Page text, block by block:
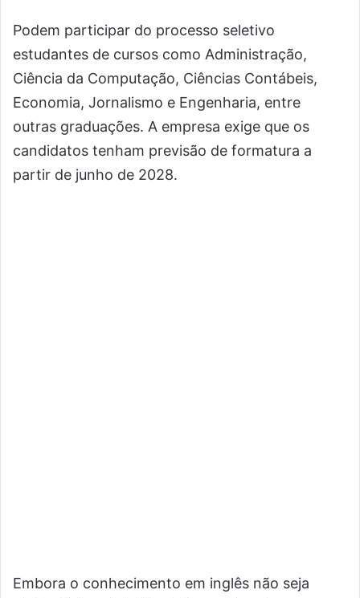
Podem participar do processo seletivo
estudantes de cursos como Administração,
Ciência da Computação, Ciências Contábeis,
Economia, Jornalismo e Engenharia, entre
outras graduações. A empresa exige que os
candidatos tenham previsão de formatura a
partir de junho de 2028.
Embora o conhecimento em inglês não seja